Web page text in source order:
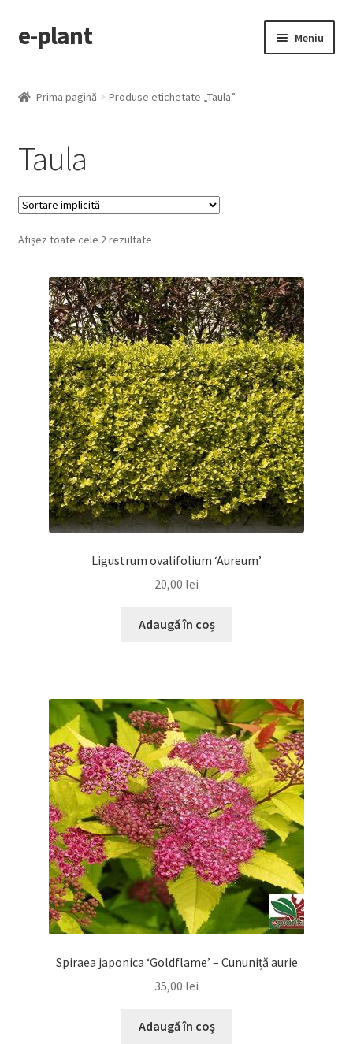
Sari
la
Sari
la
e-plant Meniu
Contact
Checkout
Prima pagină Produse etichetate „Taula”
Taula
Afișez toate cele 2 rezultate
Ligustrum ovalifolium ‘Aureum’
20,00 lei
Adaugă în coș
Spiraea japonica ‘Goldflame’ – Cununiță aurie
35,00 lei
Adaugă în coș